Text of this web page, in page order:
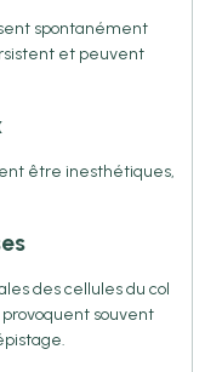
spontanément
et peuvent
être inesthétiques,
des cellules du col
provoquent souvent